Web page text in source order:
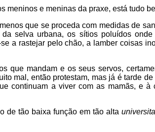
meninos e meninas da praxe, está tudo
que se proceda com medidas de
selva urbana, os sítios poluídos
a rastejar pelo chão, a lamber coisas
que mandam e os seus servos,
mal, então protestam, mas já é tarde
continuam a viver com as mamãs, e à
de tão baixa função em tão alta